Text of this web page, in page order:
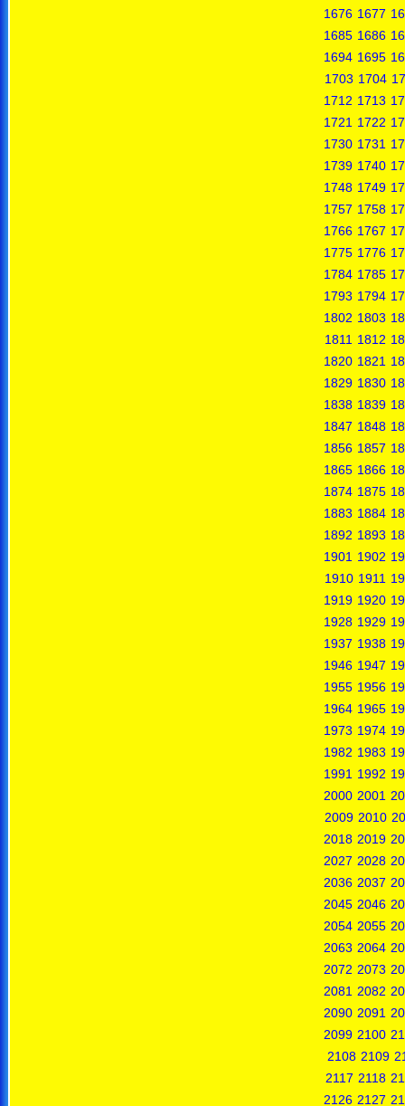
1676 1677
1685 1686
1694 1695
1703 1704
1712 1713
1721 1722
1730 1731
1739 1740
1748 1749
1757 1758
1766 1767
1775 1776
1784 1785
1793 1794
1802 1803
1811 1812
1820 1821
1829 1830
1838 1839
1847 1848
1856 1857
1865 1866
1874 1875
1883 1884
1892 1893
1901 1902
1910 1911
1919 1920
1928 1929
1937 1938
1946 1947
1955 1956
1964 1965
1973 1974
1982 1983
1991 1992
2000 2001
2009 2010
2018 2019
2027 2028
2036 2037
2045 2046
2054 2055
2063 2064
2072 2073
2081 2082
2090 2091
2099 2100
2108 2109
2117 2118
2126 2127